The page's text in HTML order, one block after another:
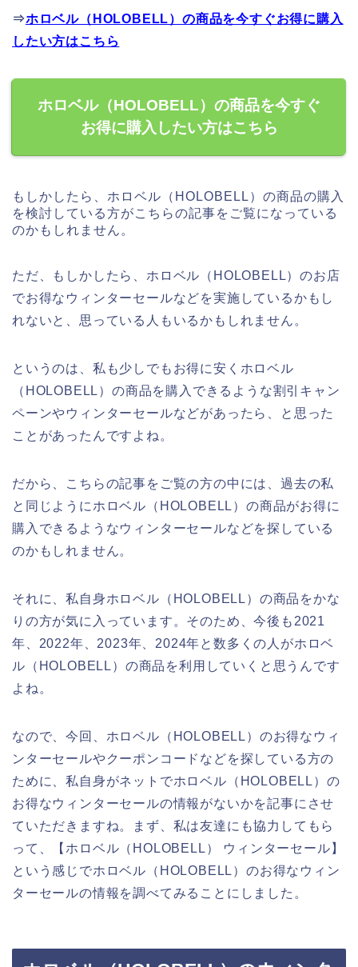
⇒ホロベル（HOLOBELL）の商品を今すぐお得に購入
したい方はこちら
ホロベル（HOLOBELL）の商品を今すぐ
お得に購入したい方はこちら
もしかしたら、ホロベル（HOLOBELL）の商品の購入
を検討している方がこちらの記事をご覧になっている
のかもしれません。
ただ、もしかしたら、ホロベル（HOLOBELL）のお店
でお得なウィンターセールなどを実施しているかもし
れないと、思っている人もいるかもしれません。
というのは、私も少しでもお得に安くホロベル
（HOLOBELL）の商品を購入できるような割引キャン
ペーンやウィンターセールなどがあったら、と思った
ことがあったんですよね。
だから、こちらの記事をご覧の方の中には、過去の私
と同じようにホロベル（HOLOBELL）の商品がお得に
購入できるようなウィンターセールなどを探している
のかもしれません。
それに、私自身ホロベル（HOLOBELL）の商品をかな
りの方が気に入っています。そのため、今後も2021
年、2022年、2023年、2024年と数多くの人がホロベ
ル（HOLOBELL）の商品を利用していくと思うんです
よね。
なので、今回、ホロベル（HOLOBELL）のお得なウィ
ンターセールやクーポンコードなどを探している方の
ために、私自身がネットでホロベル（HOLOBELL）の
お得なウィンターセールの情報がないかを記事にさせ
ていただきますね。まず、私は友達にも協力してもら
って、【ホロベル（HOLOBELL） ウィンターセール】
という感じでホロベル（HOLOBELL）のお得なウィン
ターセールの情報を調べてみることにしました。